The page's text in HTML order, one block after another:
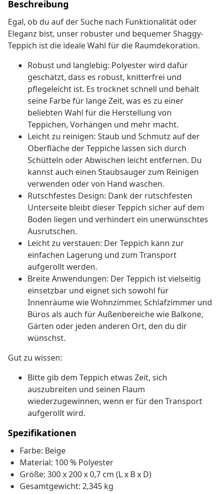
Beschreibung
Egal, ob du auf der Suche nach Funktionalität oder
Eleganz bist, unser robuster und bequemer Shaggy-
Teppich ist die ideale Wahl für die Raumdekoration.
Robust und langlebig: Polyester wird dafür
geschätzt, dass es robust, knitterfrei und
pflegeleicht ist. Es trocknet schnell und behält
seine Farbe für lange Zeit, was es zu einer
beliebten Wahl für die Herstellung von
Teppichen, Vorhängen und mehr macht.
Leicht zu reinigen: Staub und Schmutz auf der
Oberfläche der Teppiche lassen sich durch
Schütteln oder Abwischen leicht entfernen. Du
kannst auch einen Staubsauger zum Reinigen
verwenden oder von Hand waschen.
Rutschfestes Design: Dank der rutschfesten
Unterseite bleibt dieser Teppich sicher auf dem
Boden liegen und verhindert ein unerwünschtes
Ausrutschen.
Leicht zu verstauen: Der Teppich kann zur
einfachen Lagerung und zum Transport
aufgerollt werden.
Breite Anwendungen: Der Teppich ist vielseitig
einsetzbar und eignet sich sowohl für
Innenräume wie Wohnzimmer, Schlafzimmer und
Büros als auch für Außenbereiche wie Balkone,
Gärten oder jeden anderen Ort, den du dir
wünschst.
Gut zu wissen:
Bitte gib dem Teppich etwas Zeit, sich
auszubreiten und seinen Flaum
wiederzugewinnen, wenn er für den Transport
aufgerollt wird.
Spezifikationen
Farbe: Beige
Material: 100 % Polyester
Größe: 300 x 200 x 0,7 cm (L x B x D)
Gesamtgewicht: 2,345 kg